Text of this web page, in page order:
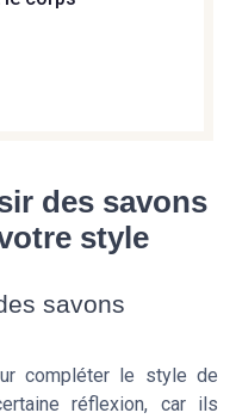
des savons
style
savons
compléter le style de
réflexion, car ils